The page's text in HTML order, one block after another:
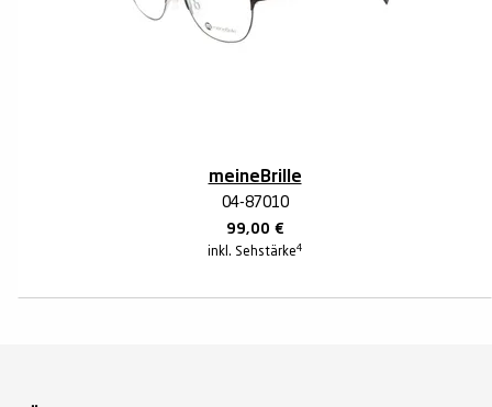
meineBrille
04-87010
99,00 €
inkl. Sehstärke4